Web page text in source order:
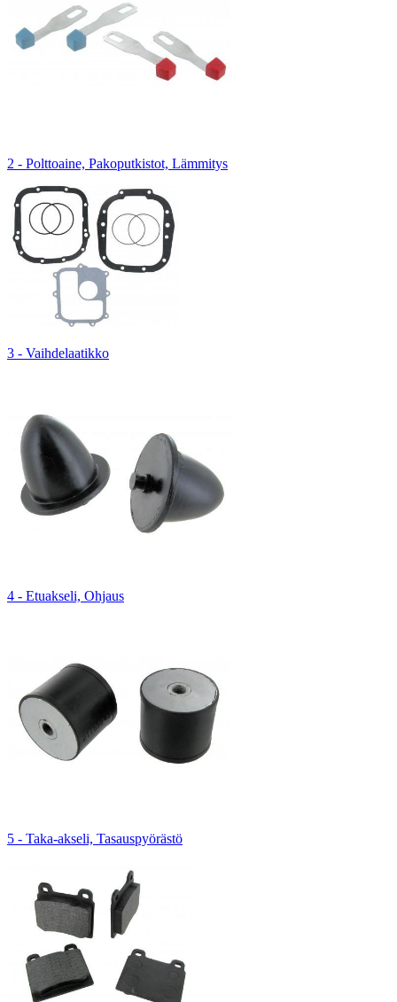
2 - Polttoaine, Pakoputkistot, Lämmitys
3 - Vaihdelaatikko
4 - Etuakseli, Ohjaus
5 - Taka-akseli, Tasauspyörästö